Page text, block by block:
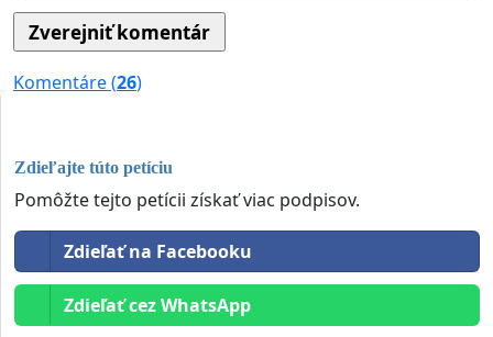
Komentáre (26)
Zdieľajte túto petíciu
Pomôžte tejto petícii získať viac podpisov.
Zdieľať na Facebooku
Zdieľať cez WhatsApp